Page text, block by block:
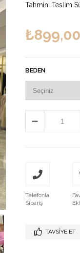
Tahmini Teslim
₺899,00
BEDEN
Telefonla
Sipariş
TAVSIYE ET